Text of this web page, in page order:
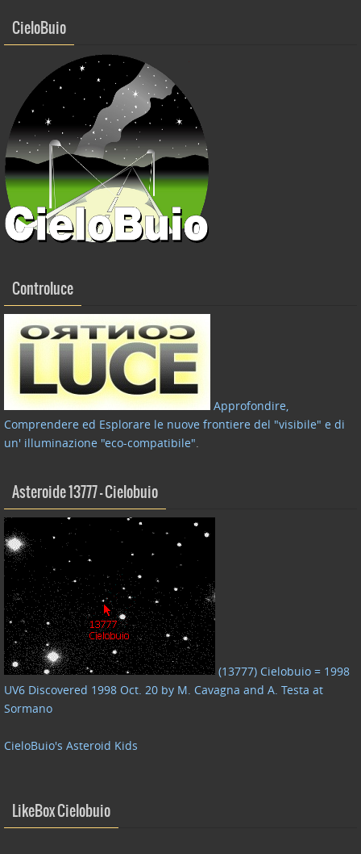
k
CieloBuio
Controluce
Approfondire,
Comprendere ed Esplorare le nuove frontiere del "visibile" e di
un' illuminazione "eco-compatibile".
Asteroide 13777 – Cielobuio
(13777) Cielobuio = 1998
UV6 Discovered 1998 Oct. 20 by M. Cavagna and A. Testa at
Sormano
CieloBuio's Asteroid Kids
LikeBox Cielobuio